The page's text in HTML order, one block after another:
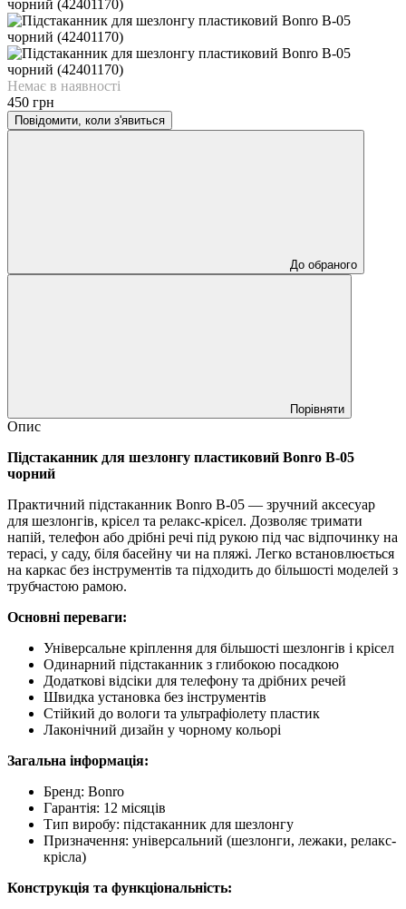
Немає в наявності
450 грн
Повідомити, коли з'явиться
До обраного
Порівняти
Опис
Підстаканник для шезлонгу пластиковий Bonro B-05
чорний
Практичний підстаканник Bonro B-05 — зручний аксесуар
для шезлонгів, крісел та релакс-крісел. Дозволяє тримати
напій, телефон або дрібні речі під рукою під час відпочинку на
терасі, у саду, біля басейну чи на пляжі. Легко встановлюється
на каркас без інструментів та підходить до більшості моделей з
трубчастою рамою.
Основні переваги:
Універсальне кріплення для більшості шезлонгів і крісел
Одинарний підстаканник з глибокою посадкою
Додаткові відсіки для телефону та дрібних речей
Швидка установка без інструментів
Стійкий до вологи та ультрафіолету пластик
Лаконічний дизайн у чорному кольорі
Загальна інформація:
Бренд: Bonro
Гарантія: 12 місяців
Тип виробу: підстаканник для шезлонгу
Призначення: універсальний (шезлонги, лежаки, релакс-
крісла)
Конструкція та функціональність: